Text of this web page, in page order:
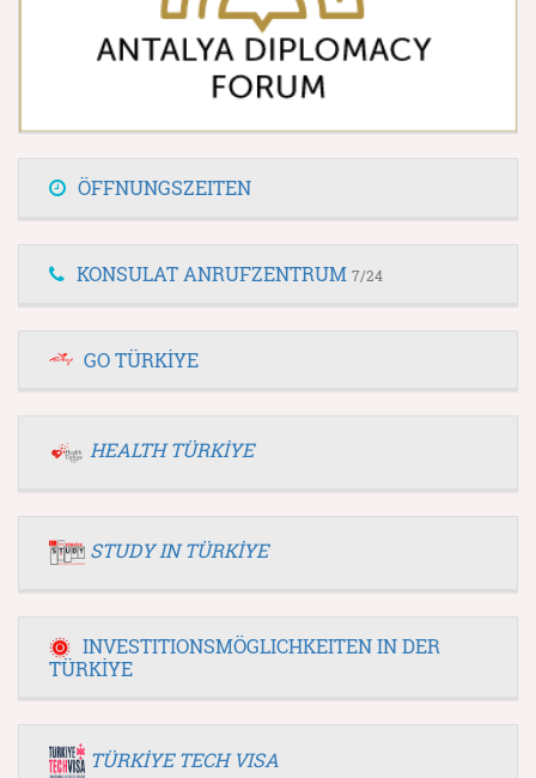
ÖFFNUNGSZEITEN
KONSULAT ANRUFZENTRUM 7/24
GO TÜRKİYE
HEALTH TÜRKİYE
STUDY IN TÜRKİYE
INVESTITIONSMÖGLICHKEITEN IN DER
TÜRKİYE
TÜRKİYE TECH VISA